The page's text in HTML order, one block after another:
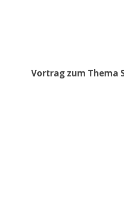
Vortrag zum Thema